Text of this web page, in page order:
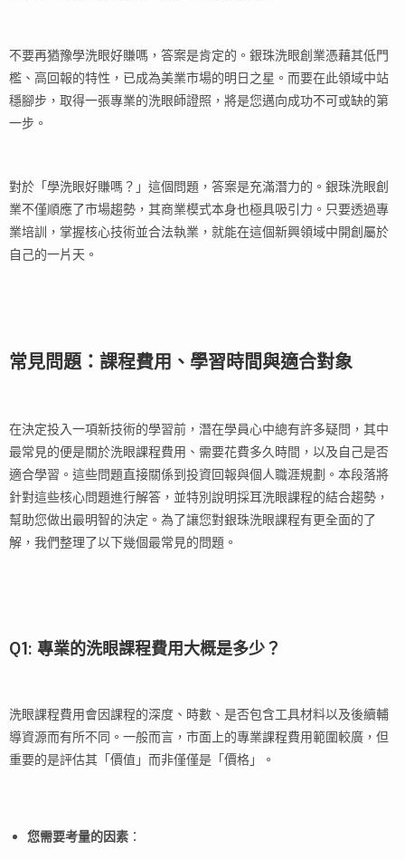
不要再猶豫學洗眼好賺嗎，答案是肯定的。銀珠洗眼創業憑藉其低門
檻、高回報的特性，已成為美業市場的明日之星。而要在此領域中站
穩腳步，取得一張專業的洗眼師證照，將是您邁向成功不可或缺的第
一步。
對於「學洗眼好賺嗎？」這個問題，答案是充滿潛力的。銀珠洗眼創
業不僅順應了市場趨勢，其商業模式本身也極具吸引力。只要透過專
業培訓，掌握核心技術並合法執業，就能在這個新興領域中開創屬於
自己的一片天。
常見問題：課程費用、學習時間與適合對象
在決定投入一項新技術的學習前，潛在學員心中總有許多疑問，其中
最常見的便是關於洗眼課程費用、需要花費多久時間，以及自己是否
適合學習。這些問題直接關係到投資回報與個人職涯規劃。本段落將
針對這些核心問題進行解答，並特別說明採耳洗眼課程的結合趨勢，
幫助您做出最明智的決定。為了讓您對銀珠洗眼課程有更全面的了
解，我們整理了以下幾個最常見的問題。
Q1: 專業的洗眼課程費用大概是多少？
洗眼課程費用會因課程的深度、時數、是否包含工具材料以及後續輔
導資源而有所不同。一般而言，市面上的專業課程費用範圍較廣，但
重要的是評估其「價值」而非僅僅是「價格」。
您需要考量的因素 ：